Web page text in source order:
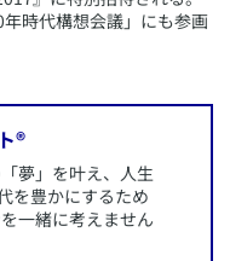
時代構想会議」にも参画
®
夢」を叶え、人生
を豊かにするため
一緒に考えません